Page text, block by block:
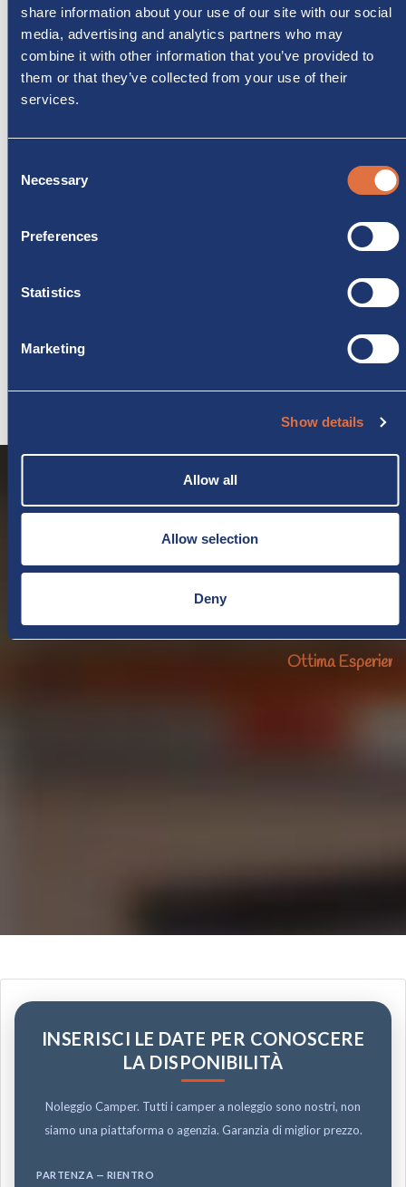
share information about your use of our site with our social
media, advertising and analytics partners who may
combine it with other information that you’ve provided to
them or that they’ve collected from your use of their
services.
Selection
Necessary
Preferences
Statistics
Marketing
Show details
Allow all
Allow selection
Deny
accompagna i clienti in ogni
fase del percorso, dalla scelta
del camper alla prenotazione
online, fino alla preparazione
continuo per vivere il camper
Personale preparato e disponibile Camper puliti e nuovi
INSERISCI LE DATE PER CONOSCERE
LA DISPONIBILITÀ
Noleggio Camper. Tutti i camper a noleggio sono nostri, non
siamo una piattaforma o agenzia. Garanzia di miglior prezzo.
PARTENZA — RIENTRO